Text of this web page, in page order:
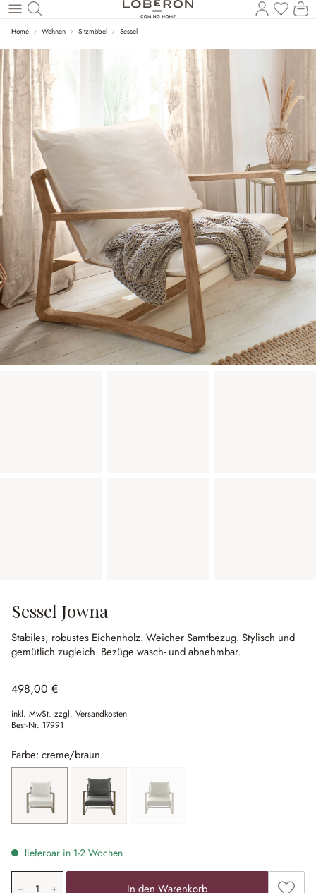
Zum Hauptinhalt springen
Home Wohnen Sitzmöbel Sessel
Sessel Jowna
Stabiles, robustes Eichenholz. Weicher Samtbezug. Stylisch und
gemütlich zugleich. Bezüge wasch- und abnehmbar.
498,00 €
inkl. MwSt. zzgl. Versandkosten
Best-Nr. 17991
Farbe: creme/braun
creme/braun grau/braun grün/braun
(Diese Option ist zurzeit nicht verfügbar.)
lieferbar in 1-2 Wochen
Produkt Anzahl: Gib den gewünschten Wert ein oder
In den Warenkorb Zum